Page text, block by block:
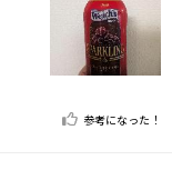
参考になった！